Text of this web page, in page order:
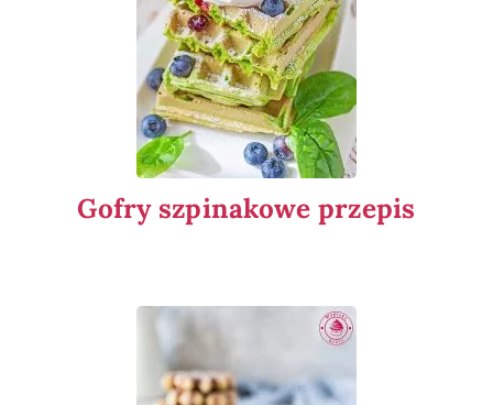
Gofry szpinakowe przepis